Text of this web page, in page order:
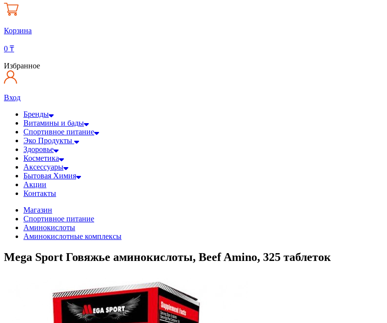
Корзина
0 ₸
Избранное
Вход
Бренды
Витамины и бады
Спортивное питание
Эко Продукты
Здоровье
Косметика
Аксессуары
Бытовая Химия
Акции
Контакты
Магазин
Спортивное питание
Аминокислоты
Аминокислотные комплексы
Mega Sport Говяжье аминокислоты, Beef Amino, 325 таблеток